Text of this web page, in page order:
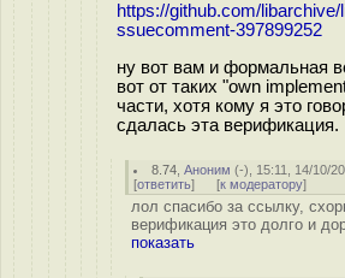
https://github.com/
ssuecomment-397899252
ну вот вам и формальная
вот от таких "own
части, хотя кому я это
сдалась эта верификация.
8.74 ,Аноним (-), 15:11, 14/10/
[ответить] [к модератору]
лол спасибо за ссылку,
верификация это долго и
показать